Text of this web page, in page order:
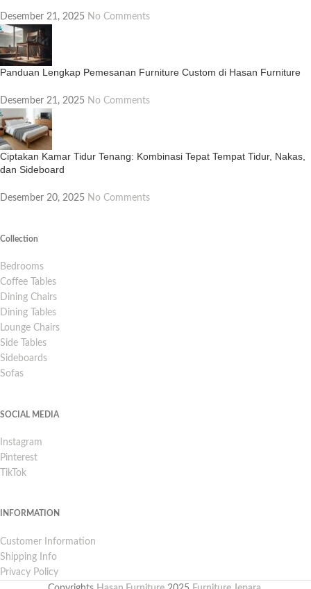
Desember 21, 2025 No Comments
Panduan Lengkap Pemesanan Furniture Custom di Hasan Furniture
Desember 21, 2025 No Comments
Ciptakan Kamar Tidur Tenang: Kombinasi Tepat Tempat Tidur, Nakas,
dan Sideboard
Desember 20, 2025 No Comments
Collection
Bedrooms
Coffee Tables
Dining Chairs
Dining Tables
Lounge Chairs
Side Tables
Sideboards
Sofas
SOCIAL MEDIA
Instagram
Pinterest
TikTok
INFORMATION
Customer Information
Shipping Info
Privacy Policy